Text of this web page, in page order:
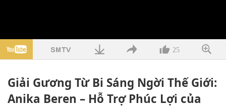
25
Giải Gương Từ Bi Sáng Ngời Thế Giới:
Anika Beren – Hỗ Trợ Phúc Lợi của